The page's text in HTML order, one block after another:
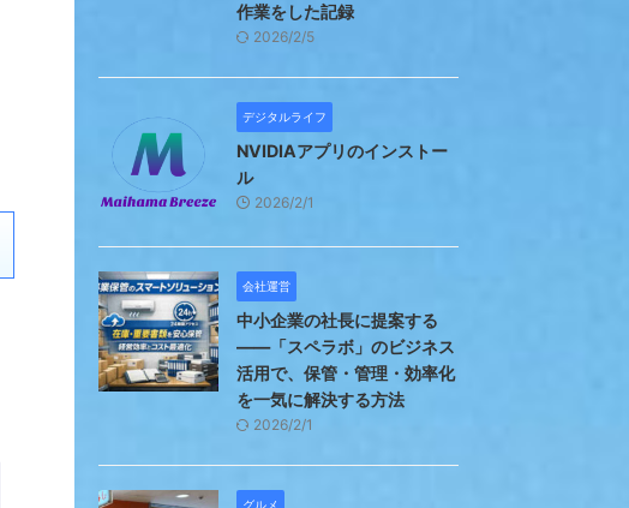
作業をした記録
2026/2/5
デジタルライフ
NVIDIAアプリのインストー
ル
2026/2/1
会社運営
中小企業の社長に提案する
――「スペラボ」のビジネス
活用で、保管・管理・効率化
を一気に解決する方法
2026/2/1
グルメ